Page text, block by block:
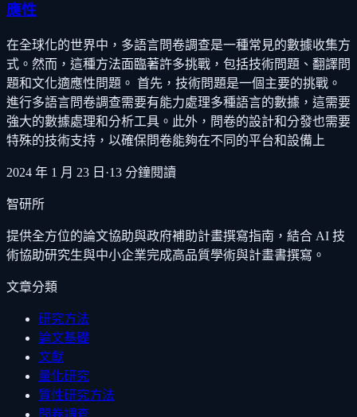
應性
在全球化的世界中，多語言問卷調查是一種常見的數據收集方
式。然而，這種方法面臨著許多挑戰，包括技術問題、翻譯問
題和文化適應性問題。 首先，技術問題是一個主要的挑戰。
進行多語言問卷調查需要有能力處理多種語言的數據，這需要
強大的數據處理和分析工具。此外，問卷的設計和分發也需要
特殊的技術支持，以確保問卷能夠在不同的平台和設備上
2024 年 1 月 23 日 ·13 分鐘閱讀
智研所
提供全方位的論文協助與政府補助計畫撰寫指南，結合 AI 技
術協助研究生與中小企業完成高品質學術與計畫書撰寫。
文章分類
研究方法
論文基礎
文獻
量化研究
質性研究方法
問卷調查